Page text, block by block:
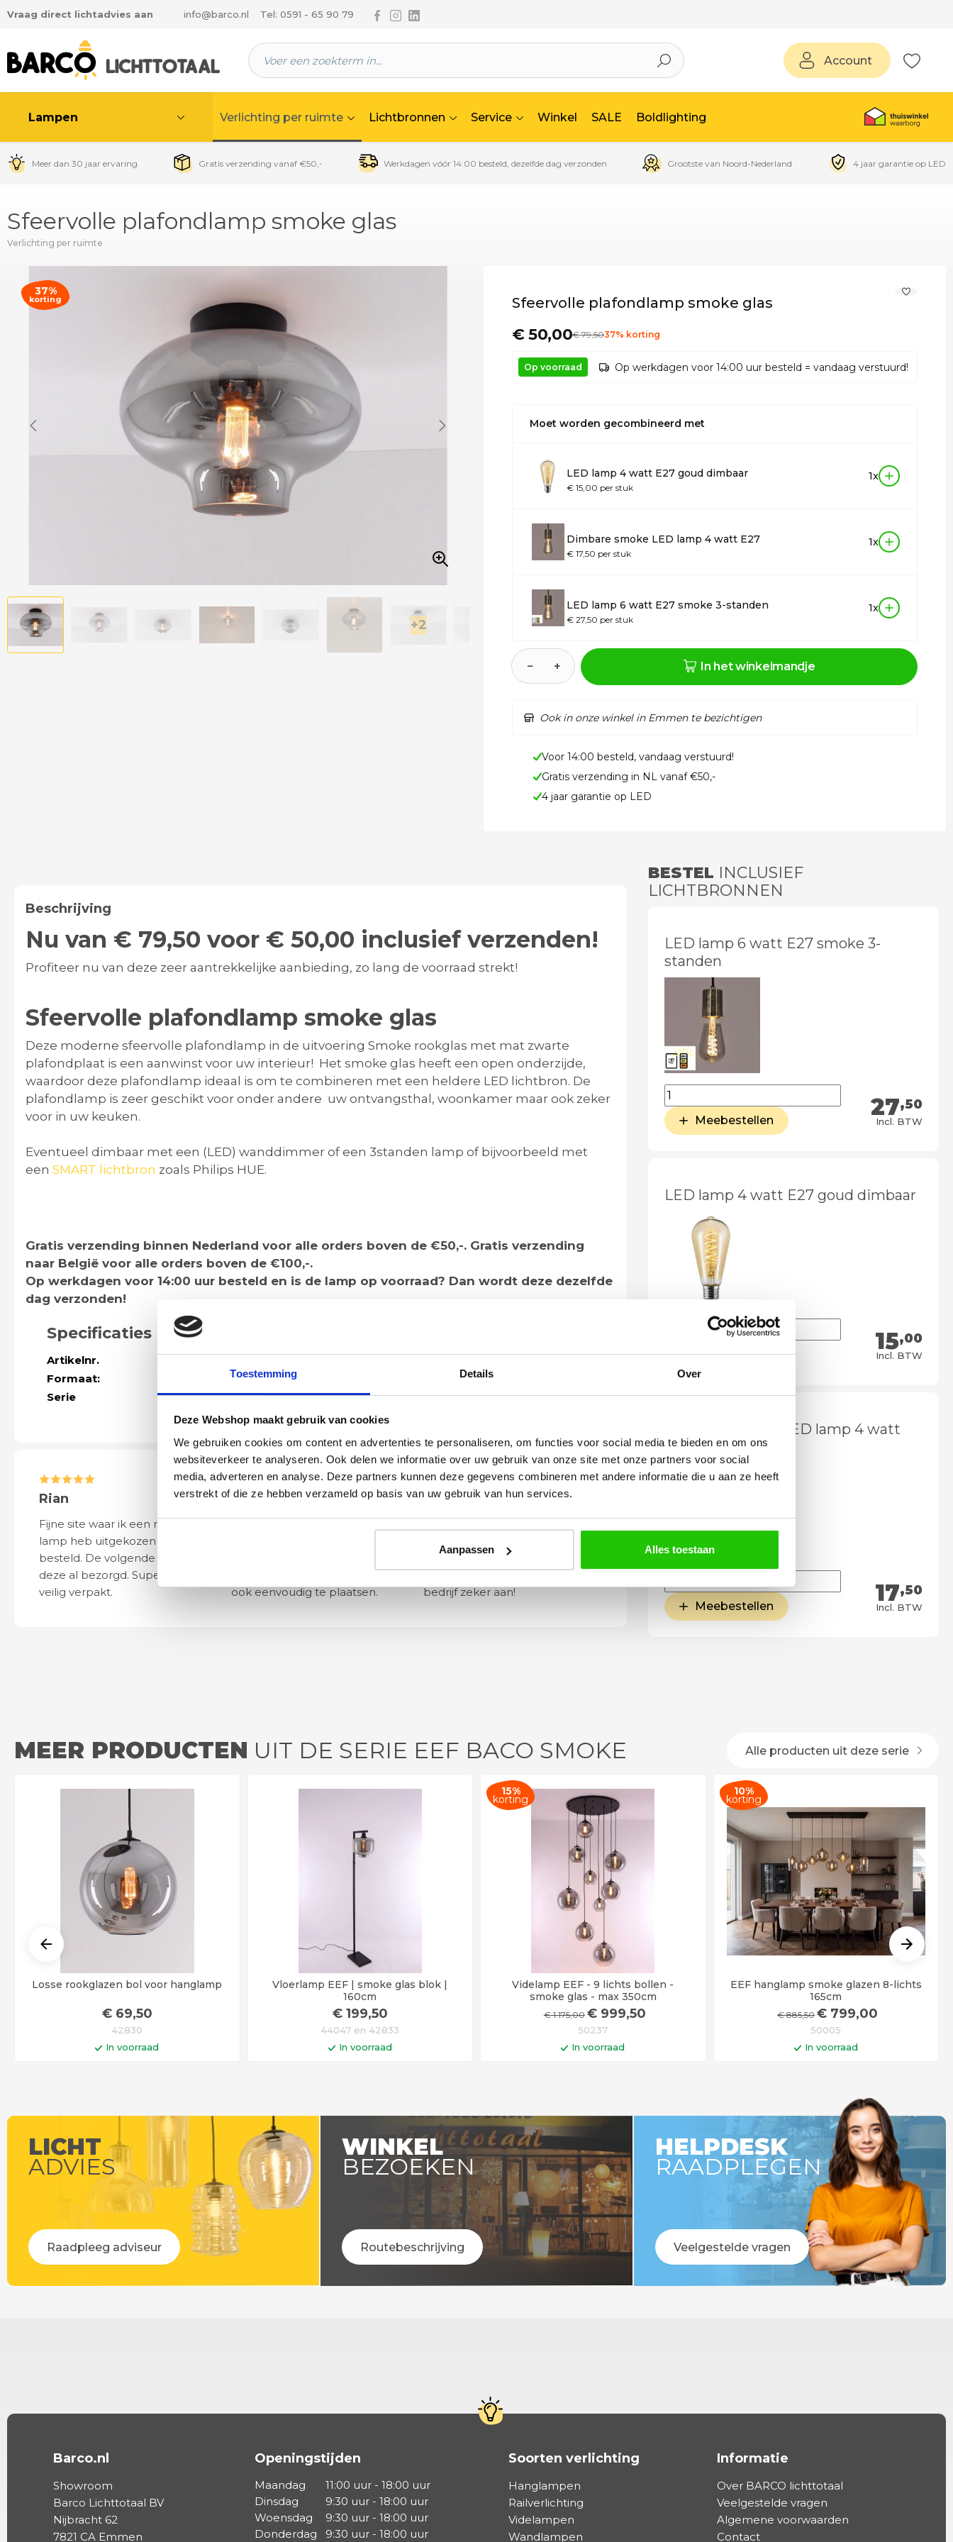
Toestemming Details Over
Deze Webshop maakt gebruik van cookies
We gebruiken cookies om content en advertenties te personaliseren, om functies voor social media te bieden en om ons
websiteverkeer te analyseren. Ook delen we informatie over uw gebruik van onze site met onze partners voor social
media, adverteren en analyse. Deze partners kunnen deze gegevens combineren met andere informatie die u aan ze heeft
verstrekt of die ze hebben verzameld op basis van uw gebruik van hun services.
Aanpassen Alles toestaan
hoofdinhoud
Vraag direct lichtadvies aan info@barco.nl Tel: 0591 - 65 90 79 Volg ons via Facebook
Volg ons via Instagram
Volg ons via Linkedin
Account
Lampen Verlichting per ruimte Lichtbronnen Service Winkel SALE Boldlighting
Meer dan 30 jaar ervaring Gratis verzending vanaf €50,- Werkdagen vóór 14:00 besteld, dezelfde dag verzonden Grootste van Noord-Nederland 4 jaar garantie op LED
Sfeervolle plafondlamp smoke glas
Verlichting per ruimte
37%
korting Sfeervolle plafondlamp smoke glas
€ 50,00€79,5037% korting
Op voorraad Op werkdagen voor 14:00 uur besteld = vandaag verstuurd!
Moet worden gecombineerd met
LED lamp 4 watt E27 goud dimbaar
€ 15,00 per stuk
1x
Dimbare smoke LED lamp 4 watt E27
€ 17,50 per stuk
1x
LED lamp 6 watt E27 smoke 3-standen
€ 27,50 per stuk
1x
− + In het winkelmandje
Ook in onze winkel in Emmen te bezichtigen
Voor 14:00 besteld, vandaag verstuurd!
Gratis verzending in NL vanaf €50,-
4 jaar garantie op LED
Beschrijving
Nu van € 79,50 voor € 50,00 inclusief verzenden!
Profiteer nu van deze zeer aantrekkelijke aanbieding, zo lang de voorraad strekt!
Sfeervolle plafondlamp smoke glas
Deze moderne sfeervolle plafondlamp in de uitvoering Smoke rookglas met mat zwarte
plafondplaat is een aanwinst voor uw interieur! Het smoke glas heeft een open onderzijde,
waardoor deze plafondlamp ideaal is om te combineren met een heldere LED lichtbron. De
plafondlamp is zeer geschikt voor onder andere uw ontvangsthal, woonkamer maar ook zeker
voor in uw keuken.
Eventueel dimbaar met een (LED) wanddimmer of een 3standen lamp of bijvoorbeeld met
een SMART lichtbron zoals Philips HUE.
Gratis verzending binnen Nederland voor alle orders boven de €50,-. Gratis verzending
naar België voor alle orders boven de €100,-.
Op werkdagen voor 14:00 uur besteld en is de lamp op voorraad? Dan wordt deze dezelfde
dag verzonden!
Specificaties
Artikelnr.
Formaat:
Dia. 28cm | Hoogte totaal 22cm
Serie
Meer modellen van serie eef baco smoke
Rian
Fijne site waar ik een mooie
lamp heb uitgekozen en
besteld. De volgende dag werd
deze al bezorgd. Super netjes en
veilig verpakt.
Anne
mooi en schept veel sfeer, het is
ook eenvoudig te plaatsen.
Yvonne
kappen. Dit was zeer goed
verpakt geleverd. Wij bevelen dit
bedrijf zeker aan!
BESTEL INCLUSIEF
LICHTBRONNEN
LED lamp 6 watt E27 smoke 3-
standen
27,50
Incl. BTW
Meebestellen
LED lamp 4 watt E27 goud dimbaar
15,00
Incl. BTW
Meebestellen
Dimbare smoke LED lamp 4 watt
E27
17,50
Incl. BTW
Meebestellen
MEER PRODUCTEN UIT DE SERIE EEF BACO SMOKE Alle producten uit deze serie
Losse rookglazen bol voor hanglamp
€69,50
42830
In voorraad
Vloerlamp EEF | smoke glas blok |
160cm
€199,50
44047 en 42833
In voorraad
15%
korting
Videlamp EEF - 9 lichts bollen -
smoke glas - max 350cm
€1.175,00 €999,50
50237
In voorraad
10%
korting
EEF hanglamp smoke glazen 8-lichts
165cm
€885,50 € 799,00
50005
In voorraad
Op werkdagen voor 14:00 uur besteld =
vandaag verstuurd!
LICHT
ADVIES
Raadpleeg adviseur
WINKEL
BEZOEKEN
Routebeschrijving
HELPDESK
RAADPLEGEN
Veelgestelde vragen
Barco.nl
Showroom
Barco Lichttotaal BV
Nijbracht 62
7821 CA Emmen
Openingstijden
Maandag
11:00 uur - 18:00 uur
Dinsdag
9:30 uur - 18:00 uur
Woensdag
9:30 uur - 18:00 uur
Donderdag
9:30 uur - 18:00 uur
Soorten verlichting
Hanglampen
Railverlichting
Videlampen
Wandlampen
Informatie
Over BARCO lichttotaal
Veelgestelde vragen
Algemene voorwaarden
Contact